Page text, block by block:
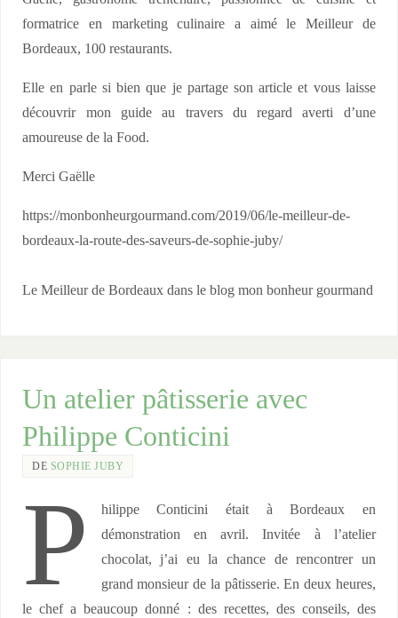
é
d
e
a
h
formatrice en marketing culinaire a aimé le Meilleur de
Bordeaux, 100 restaurants.
Elle en parle si bien que je partage son article et vous laisse
découvrir mon guide au travers du regard averti d’une
amoureuse de la Food.
Merci Gaëlle
https://monbonheurgourmand.com/2019/06/le-meilleur-de-
bordeaux-la-route-des-saveurs-de-sophie-juby/
Le Meilleur de Bordeaux dans le blog mon bonheur gourmand
Un atelier pâtisserie avec
Philippe Conticini
DE SOPHIE JUBY
P
hilippe Conticini était à Bordeaux en
démonstration en avril. Invitée à l’atelier
chocolat, j’ai eu la chance de rencontrer un
grand monsieur de la pâtisserie. En deux heures,
le chef a beaucoup donné : des recettes, des conseils, des